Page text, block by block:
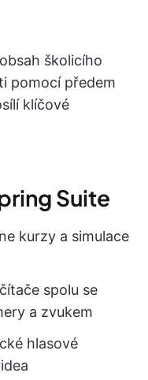
školicího
pomocí předem
klíčové
Suite
kurzy a simulace
spolu se
a zvukem
hlasové